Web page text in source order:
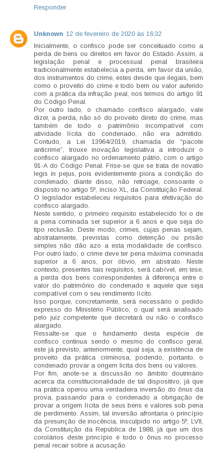
Responder
Unknown 12 de fevereiro de 2020 às 16:32
Inicialmente, o confisco pode ser conceituado como a
perda de bens ou direitos em favor do Estado. Assim, a
legislação penal e processual penal brasileira
tradicionalmente estabelecia a perda, em favor da união,
dos instrumentos do crime, estes desde que ilegais, bem
como o proveito do crime e todo bem ou valor auferido
com a prática da infração peal, nos termos do artigo 91
do Código Penal.
Por outro lado, o chamado confisco alargado, vale
dizer, a perda, não só do proveito direto do crime, mas
também de todo o patrimônio incompatível com
atividade lícita do condenado, não era admitido.
Contudo, a Lei 13964/2019, chamada de “pacote
anticrime”, trouxe inovação legislativa a introduzir o
confisco alargado no ordenamento pátrio, com o artigo
91-A do Código Penal. Frise-se que se trata de novatio
legis in pejus, pois evidentemente piora a condição do
condenado, diante disso, não retroage, consoante o
disposto no artigo 5º, inciso XL, da Constituição Federal.
O legislador estabeleceu requisitos para efetivação do
confisco alargado.
Neste sentido, o primeiro requisito estabelecido foi o de
a pena cominada ser superior a 6 anos e que seja do
tipo reclusão. Deste modo, crimes, cujas penas sejam,
abstratamente, previstas como detenção ou prisão
simples não dão azo a esta modalidade de confisco.
Por outro lado, o crime deve ter pena máxima cominada
superior a 6 anos, por óbvio, em abstrato. Neste
contexto, presentes tais requisitos, será cabível, em tese,
a perda dos bens correspondentes à diferença entre o
valor do patrimônio do condenado e aquele que seja
compatível com o seu rendimento lícito.
Isso porque, concretamente, será necessário o pedido
expresso do Ministério Público, o qual será analisado
pelo juiz competente que decretará ou não o confisco
alargado.
Ressalte-se que o fundamento desta espécie de
confisco continua sendo o mesmo do confisco geral,
este já previsto, anteriormente, qual seja, a existência de
proveito da prática criminosa, podendo, portanto, o
condenado provar a origem licita dos bens ou valores.
Por fim, anote-se a discussão no âmbito doutrinário
acerca da constitucionalidade de tal dispositivo, já que
na prática operou uma verdadeira inversão do ônus da
prova, passando para o condenado a obrigação de
provar a origem lícita de seus bens e valores sob pena
de perdimento. Assim, tal inversão afrontaria o princípio
da presunção de inocência, insculpido no artigo 5º, LVII,
da Constituição da República de 1988, já que um dos
corolários deste princípio é todo o ônus no processo
penal recair sobre a acusação.